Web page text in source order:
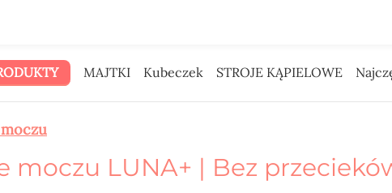
MAJTKI Kubeczek STROJE KĄPIELOWE
moczu LUNA+ | Bez